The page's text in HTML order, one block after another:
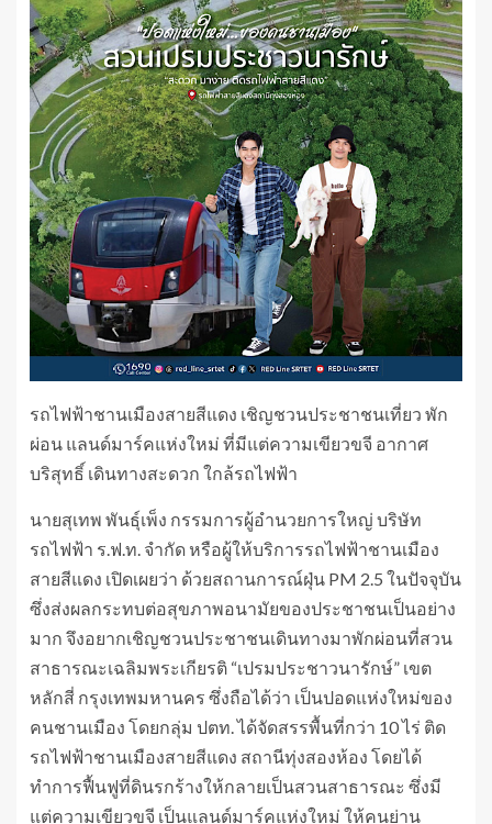
รถไฟฟ้าชานเมืองสายสีแดง เชิญชวนประชาชนเที่ยว พัก
ผ่อน แลนด์มาร์คแห่งใหม่ ที่มีแต่ความเขียวขจี อากาศ
บริสุทธิ์ เดินทางสะดวก ใกล้รถไฟฟ้า
นายสุเทพ พันธุ์เพ็ง กรรมการผู้อำนวยการใหญ่ บริษัท
รถไฟฟ้า ร.ฟ.ท. จำกัด หรือผู้ให้บริการรถไฟฟ้าชานเมือง
สายสีแดง เปิดเผยว่า ด้วยสถานการณ์ฝุ่น PM 2.5 ในปัจจุบัน
ซึ่งส่งผลกระทบต่อสุขภาพอนามัยของประชาชนเป็นอย่าง
มาก จึงอยากเชิญชวนประชาชนเดินทางมาพักผ่อนที่สวน
สาธารณะเฉลิมพระเกียรติ “เปรมประชาวนารักษ์” เขต
หลักสี่ กรุงเทพมหานคร ซึ่งถือได้ว่า เป็นปอดแห่งใหม่ของ
คนชานเมือง โดยกลุ่ม ปตท. ได้จัดสรรพื้นที่กว่า 10 ไร่ ติด
รถไฟฟ้าชานเมืองสายสีแดง สถานีทุ่งสองห้อง โดยได้
ทำการฟื้นฟูที่ดินรกร้างให้กลายเป็นสวนสาธารณะ ซึ่งมี
แต่ความเขียวขจี เป็นแลนด์มาร์คแห่งใหม่ ให้คนย่าน